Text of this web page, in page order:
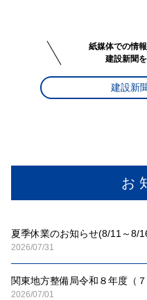
お
夏季休業のお知らせ(8/11～8/
2026/07/31
関東地方整備局令和８年度（
2026/07/01
紙媒体での情
建設新聞
建設新